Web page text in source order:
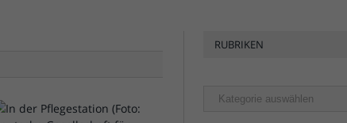
RUBRIKEN
Rubriken